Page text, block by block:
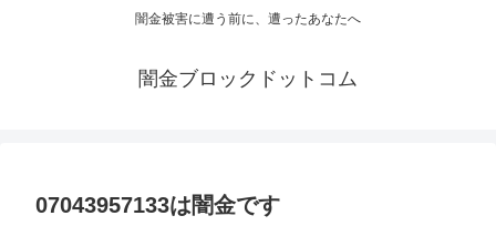
闇金被害に遭う前に、遭ったあなたへ
闇金ブロックドットコム
07043957133は闇金です